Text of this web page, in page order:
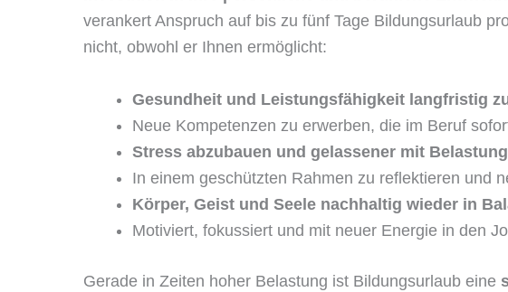
verankert Anspruch auf bis zu fünf Tage Bildungsurlaub
nicht, obwohl er Ihnen ermöglicht:
Gesundheit und Leistungsfähigkeit langfristig
Neue Kompetenzen zu erwerben, die im Beruf
Stress abzubauen und gelassener mit
In einem geschützten Rahmen zu reflektieren und
Körper, Geist und Seele nachhaltig wieder in
Motiviert, fokussiert und mit neuer Energie in den
Gerade in Zeiten hoher Belastung ist Bildungsurlaub eine